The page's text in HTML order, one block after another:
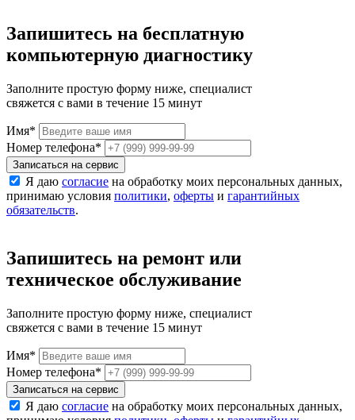
Запишитесь на бесплатную
компьютерную диагностику
Заполните простую форму ниже, специалист
свяжется с вами в течение 15 минут
Имя*
Номер телефона*
Записаться на сервис
Я даю согласие на обработку моих персональных данных,
принимаю условия политики, оферты и гарантийных
обязательств.
Запишитесь на ремонт или
техническое обслуживание
Заполните простую форму ниже, специалист
свяжется с вами в течение 15 минут
Имя*
Номер телефона*
Записаться на сервис
Я даю согласие на обработку моих персональных данных,